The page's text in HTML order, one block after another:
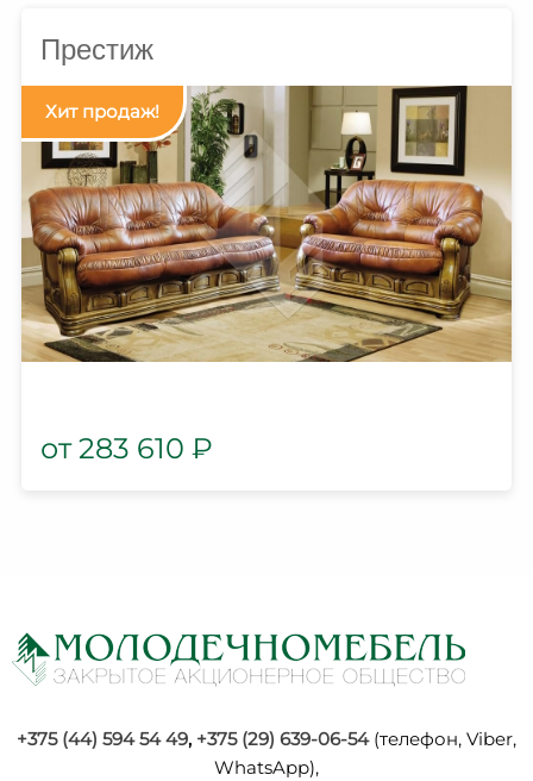
Престиж
283 610 ₽
+375 (44) 594 54 49, +375 (29) 639-06-54(телефон, Viber,
WhatsApp),